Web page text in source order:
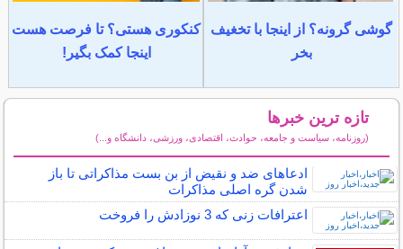
گوشی گرونه؟ از اینجا با تخغیف
بخر
کنکوری هستی؟ تا فرصت هست
اینجا کمک بگیر!
تازه ترین خبرها
(روزنامه، سیاست و جامعه، حوادث، اقتصادی، ورزشی، دانشگاه و...)
ادعاهای ضد و نقیض از بن بست مذاکراتی تا باز
شدن گره اصلی مذاکرات
اعترافات زنی که 3 نوزادش را فروخت